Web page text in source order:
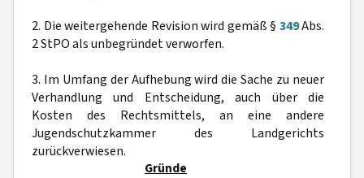
2. Die weitergehende Revision wird gemäß § 349Abs.
2 StPO als unbegründet verworfen.
3. Im Umfang der Aufhebung wird die Sache zu neuer
Verhandlung und Entscheidung, auch über die
Kosten des Rechtsmittels, an eine andere
Jugendschutzkammer des Landgerichts
zurückverwiesen.
Gründe